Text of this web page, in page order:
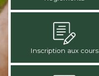
Inscription aux cours